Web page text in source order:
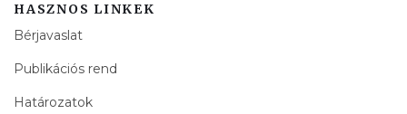
HASZNOS LINKEK
Bérjavaslat
Publikációs rend
Határozatok